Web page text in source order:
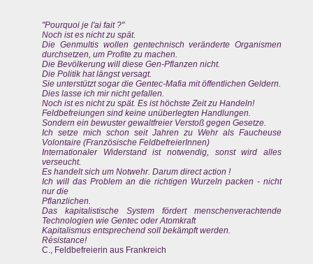
"Pourquoi je l'ai fait ?"
Noch ist es nicht zu spät.
Die Genmultis wollen gentechnisch veränderte Organismen
durchsetzen, um Profite zu machen.
Die Bevölkerung will diese Gen-Pflanzen nicht.
Die Politik hat längst versagt.
Sie unterstützt sogar die Gentec-Mafia mit öffentlichen Geldern.
Dies lasse ich mir nicht gefallen.
Noch ist es nicht zu spät. Es ist höchste Zeit zu Handeln!
Feldbefreiungen sind keine unüberlegten Handlungen.
Sondern ein bewuster gewaltfreier Verstoß gegen Gesetze.
Ich setze mich schon seit Jahren zu Wehr als Faucheuse
Volontaire (Französische FeldbefreierInnen)
Internationaler Widerstand ist notwendig, sonst wird alles
verseucht.
Es handelt sich um Notwehr. Darum direct action !
Ich will das Problem an die richtigen Wurzeln packen - nicht
nur die
Pflanzlichen.
Das kapitalistische System fördert menschenverachtende
Technologien wie Gentec oder Atomkraft
Kapitalismus entsprechend soll bekämpft werden.
Résistance!
C., Feldbefreierin aus Frankreich